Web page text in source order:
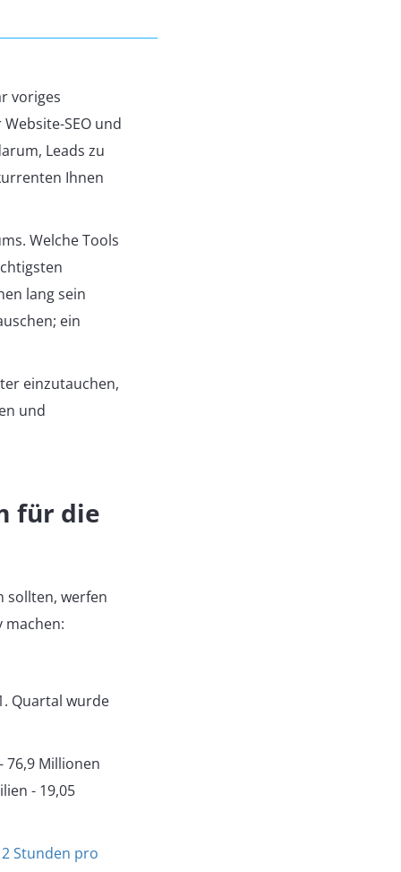
voriges
SEO und
Leads zu
Ihnen
Welche Tools
lang sein
ein
einzutauchen,
und
für die
sollten, werfen
machen:
Quartal wurde
76,9 Millionen
- 19,05
Stunden pro